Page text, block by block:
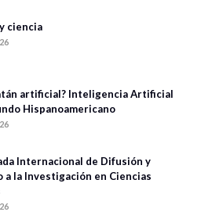
ciencia
artificial? Inteligencia Artificial
Hispanoamericano
Internacional de Difusión y
a la Investigación en Ciencias